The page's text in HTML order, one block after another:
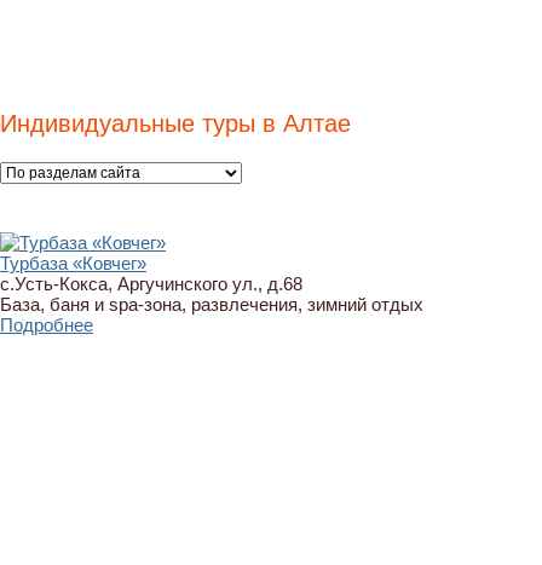
Индивидуальные туры в Алтае
Турбаза «Ковчег»
с.Усть-Кокса, Аргучинского ул., д.68
База, баня и spa-зона, развлечения, зимний отдых
Подробнее